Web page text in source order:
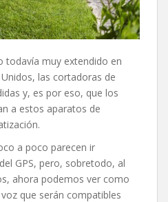
todavía muy extendido en
las cortadoras de
y, es por eso, que los
a estos aparatos de
a poco parecen ir
GPS, pero, sobretodo, al
ahora podemos ver como
que serán compatibles